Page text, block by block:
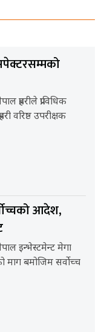
प्रहरीले प्राविधिक
वरिष्ठ उपरीक्षक
आदेश,
इन्भेस्टमेन्ट मेगा
माग बमोजिम सर्वोच्च